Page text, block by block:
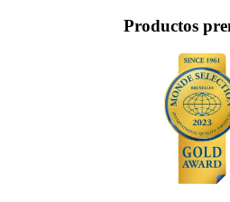
Productos